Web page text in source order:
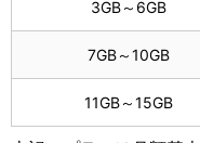
3GB～6GB
7GB～10GB
11GB～15GB